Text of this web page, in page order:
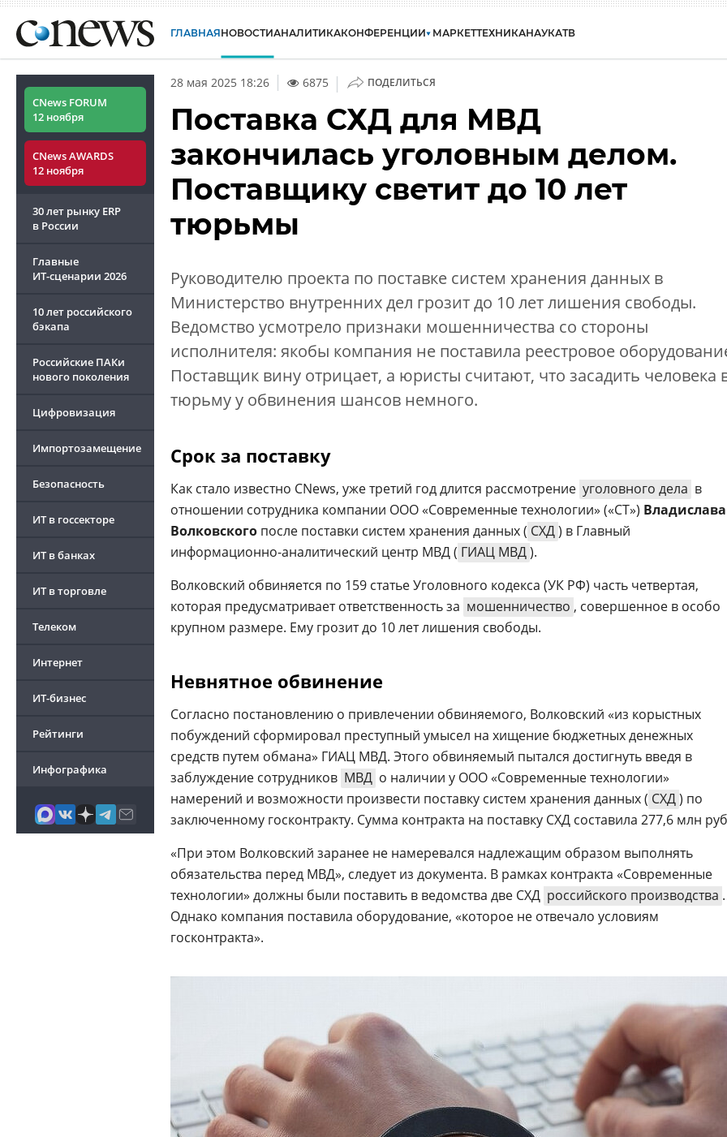
ГЛАВНАЯНОВОСТИАНАЛИТИКАКОНФЕРЕНЦИИ МАРКЕТТЕХНИКАНАУКАТВ
CNews FORUM
12 ноября
CNews AWARDS
12 ноября
30 лет рынку ERP
в России
Главные
ИТ-сценарии 2026
10 лет российского
бэкапа
Российские ПАКи
нового поколения
Цифровизация
Импортозамещение
Безопасность
ИТ в госсекторе
ИТ в банках
ИТ в торговле
Телеком
Интернет
ИТ-бизнес
Рейтинги
Инфографика
28 мая 2025 18:26 6875 | ПОДЕЛИТЬСЯ
Поставка СХД для МВД
закончилась уголовным делом.
Поставщику светит до 10 лет
тюрьмы
Руководителю проекта по поставке систем хранения данных в
Министерство внутренних дел грозит до 10 лет лишения свободы.
Ведомство усмотрело признаки мошенничества со стороны
исполнителя: якобы компания не поставила реестровое
Поставщик вину отрицает, а юристы считают, что засадить человека
тюрьму у обвинения шансов немного.
Срок за поставку
Как стало известно CNews, уже третий год длится рассмотрение уголовного дела в
отношении сотрудника компании ООО «Современные технологии» («СТ») Владислава
Волковского после поставки систем хранения данных ( СХД) в Главный
информационно-аналитический центр МВД ( ГИАЦ МВД).
Волковский обвиняется по 159 статье Уголовного кодекса (УК РФ) часть четвертая,
которая предусматривает ответственность за мошенничество , совершенное в особо
крупном размере. Ему грозит до 10 лет лишения свободы.
Невнятное обвинение
Согласно постановлению о привлечении обвиняемого, Волковский «из корыстных
побуждений сформировал преступный умысел на хищение бюджетных денежных
средств путем обмана» ГИАЦ МВД. Этого обвиняемый пытался достигнуть введя в
заблуждение сотрудников МВД о наличии у ООО «Современные технологии»
намерений и возможности произвести поставку систем хранения данных ( СХД) по
заключенному госконтракту. Сумма контракта на поставку СХД составила 277,6 млн
«При этом Волковский заранее не намеревался надлежащим образом выполнять
обязательства перед МВД», следует из документа. В рамках контракта «Современные
технологии» должны были поставить в ведомства две СХД российского производства .
Однако компания поставила оборудование, «которое не отвечало условиям
госконтракта».